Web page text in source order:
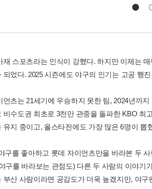
재 스포츠라는 인식이 강했다. 하지만 이제는
되었다. 2025 시즌에도 야구의 인기는 고공 행
언츠는 21세기에 우승하지 못한 팀, 2024년까
비수도권 최초로 3천만 관중을 돌파한 KBO 최
유지 중이고, 올스타전에도 가장 많은 6명이 뽑
구를 좋아하고 롯데 자이언츠만을 바라본 두
구를 바라보는 관점도) 다른 두 사람의 이야기
부산 사람이라면 공감도가 더욱 높겠지만, 야